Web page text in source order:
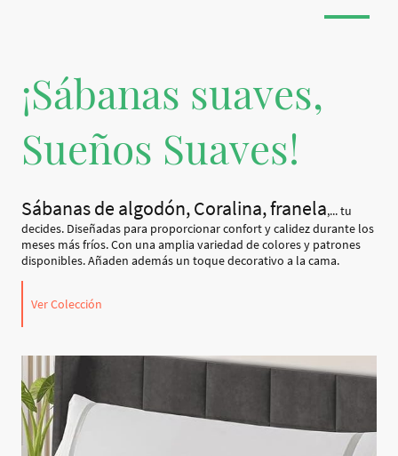
¡Sábanas suaves,
Sueños Suaves!
Sábanas de algodón, Coralina, franela,... tu
decides. Diseñadas para proporcionar confort y calidez durante los
meses más fríos. Con una amplia variedad de colores y patrones
disponibles. Añaden además un toque decorativo a la cama.
Ver Colección